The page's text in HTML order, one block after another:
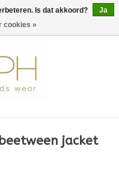
0 Artikelen - €0,00
jacket
Is dat akkoord?
Ja
cookies »